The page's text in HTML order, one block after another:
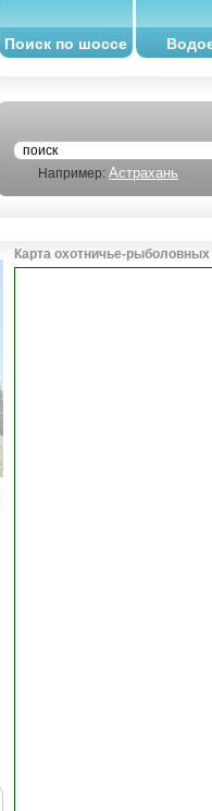
Поиск по шоссе
Например: Астрахань
Карта охотничье-